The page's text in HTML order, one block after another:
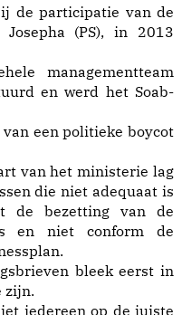
de participatie van de
(PS), in 2013
managementteam
en werd het Soab-
van een politieke boycot
van het ministerie lag
die niet adequaat is
de bezetting van de
en niet conform de
bleek eerst in
zijn.
iedereen op de juiste